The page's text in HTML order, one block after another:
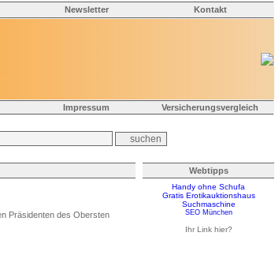
Newsletter Kontakt
Impressum Versicherungsvergleich
Präsidenten des Obersten
Webtipps
Handy ohne Schufa
Gratis Erotikauktionshaus
Suchmaschine
SEO München
Ihr Link hier?